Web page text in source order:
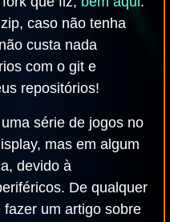
caso não tenha
custa nada
com o git e
repositórios!
série de jogos no
mas em algum
devido à
De qualquer
um artigo sobre